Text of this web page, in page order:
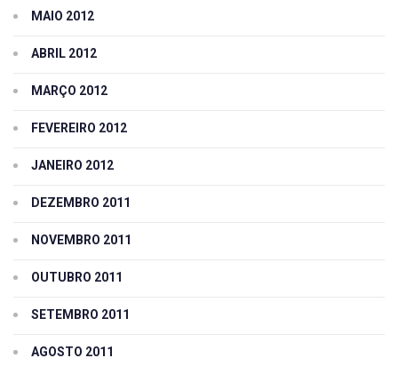
MAIO 2012
ABRIL 2012
MARÇO 2012
FEVEREIRO 2012
JANEIRO 2012
DEZEMBRO 2011
NOVEMBRO 2011
OUTUBRO 2011
SETEMBRO 2011
AGOSTO 2011